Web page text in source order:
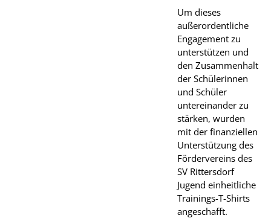
Um dieses
außerordentliche
Engagement zu
unterstützen und
den Zusammenhalt
der Schülerinnen
und Schüler
untereinander zu
stärken, wurden
mit der finanziellen
Unterstützung des
Fördervereins des
SV Rittersdorf
Jugend einheitliche
Trainings-T-Shirts
angeschafft.